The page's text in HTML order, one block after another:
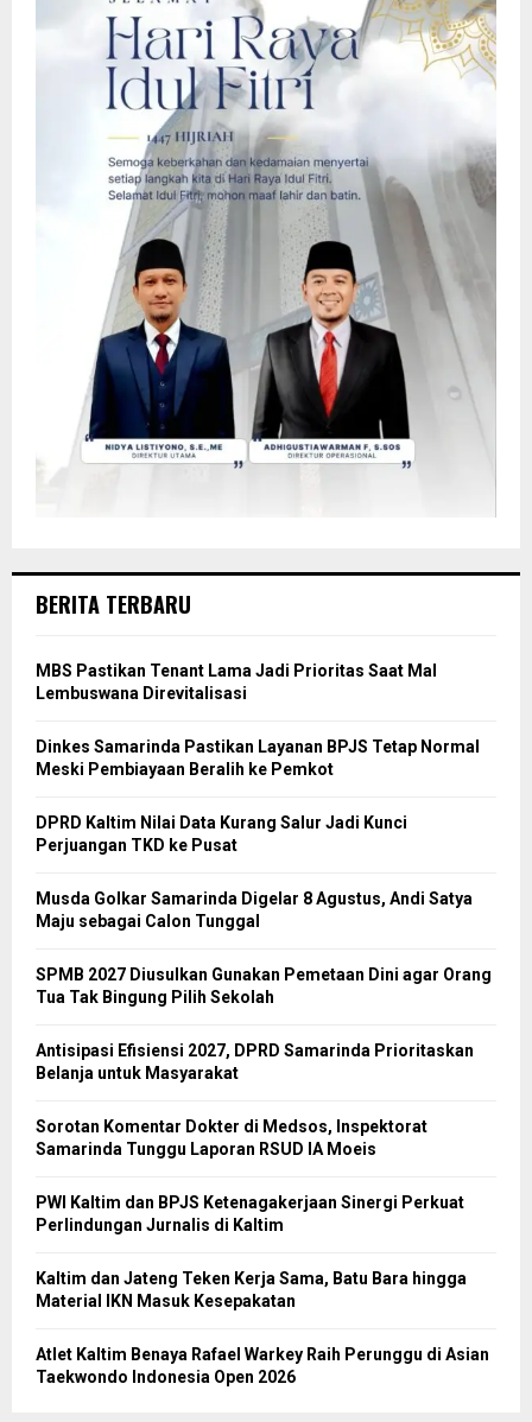
BERITA TERBARU
MBS Pastikan Tenant Lama Jadi Prioritas Saat Mal
Lembuswana Direvitalisasi
Dinkes Samarinda Pastikan Layanan BPJS Tetap Normal
Meski Pembiayaan Beralih ke Pemkot
DPRD Kaltim Nilai Data Kurang Salur Jadi Kunci
Perjuangan TKD ke Pusat
Musda Golkar Samarinda Digelar 8 Agustus, Andi Satya
Maju sebagai Calon Tunggal
SPMB 2027 Diusulkan Gunakan Pemetaan Dini agar Orang
Tua Tak Bingung Pilih Sekolah
Antisipasi Efisiensi 2027, DPRD Samarinda Prioritaskan
Belanja untuk Masyarakat
Sorotan Komentar Dokter di Medsos, Inspektorat
Samarinda Tunggu Laporan RSUD IA Moeis
PWI Kaltim dan BPJS Ketenagakerjaan Sinergi Perkuat
Perlindungan Jurnalis di Kaltim
Kaltim dan Jateng Teken Kerja Sama, Batu Bara hingga
Material IKN Masuk Kesepakatan
Atlet Kaltim Benaya Rafael Warkey Raih Perunggu di Asian
Taekwondo Indonesia Open 2026